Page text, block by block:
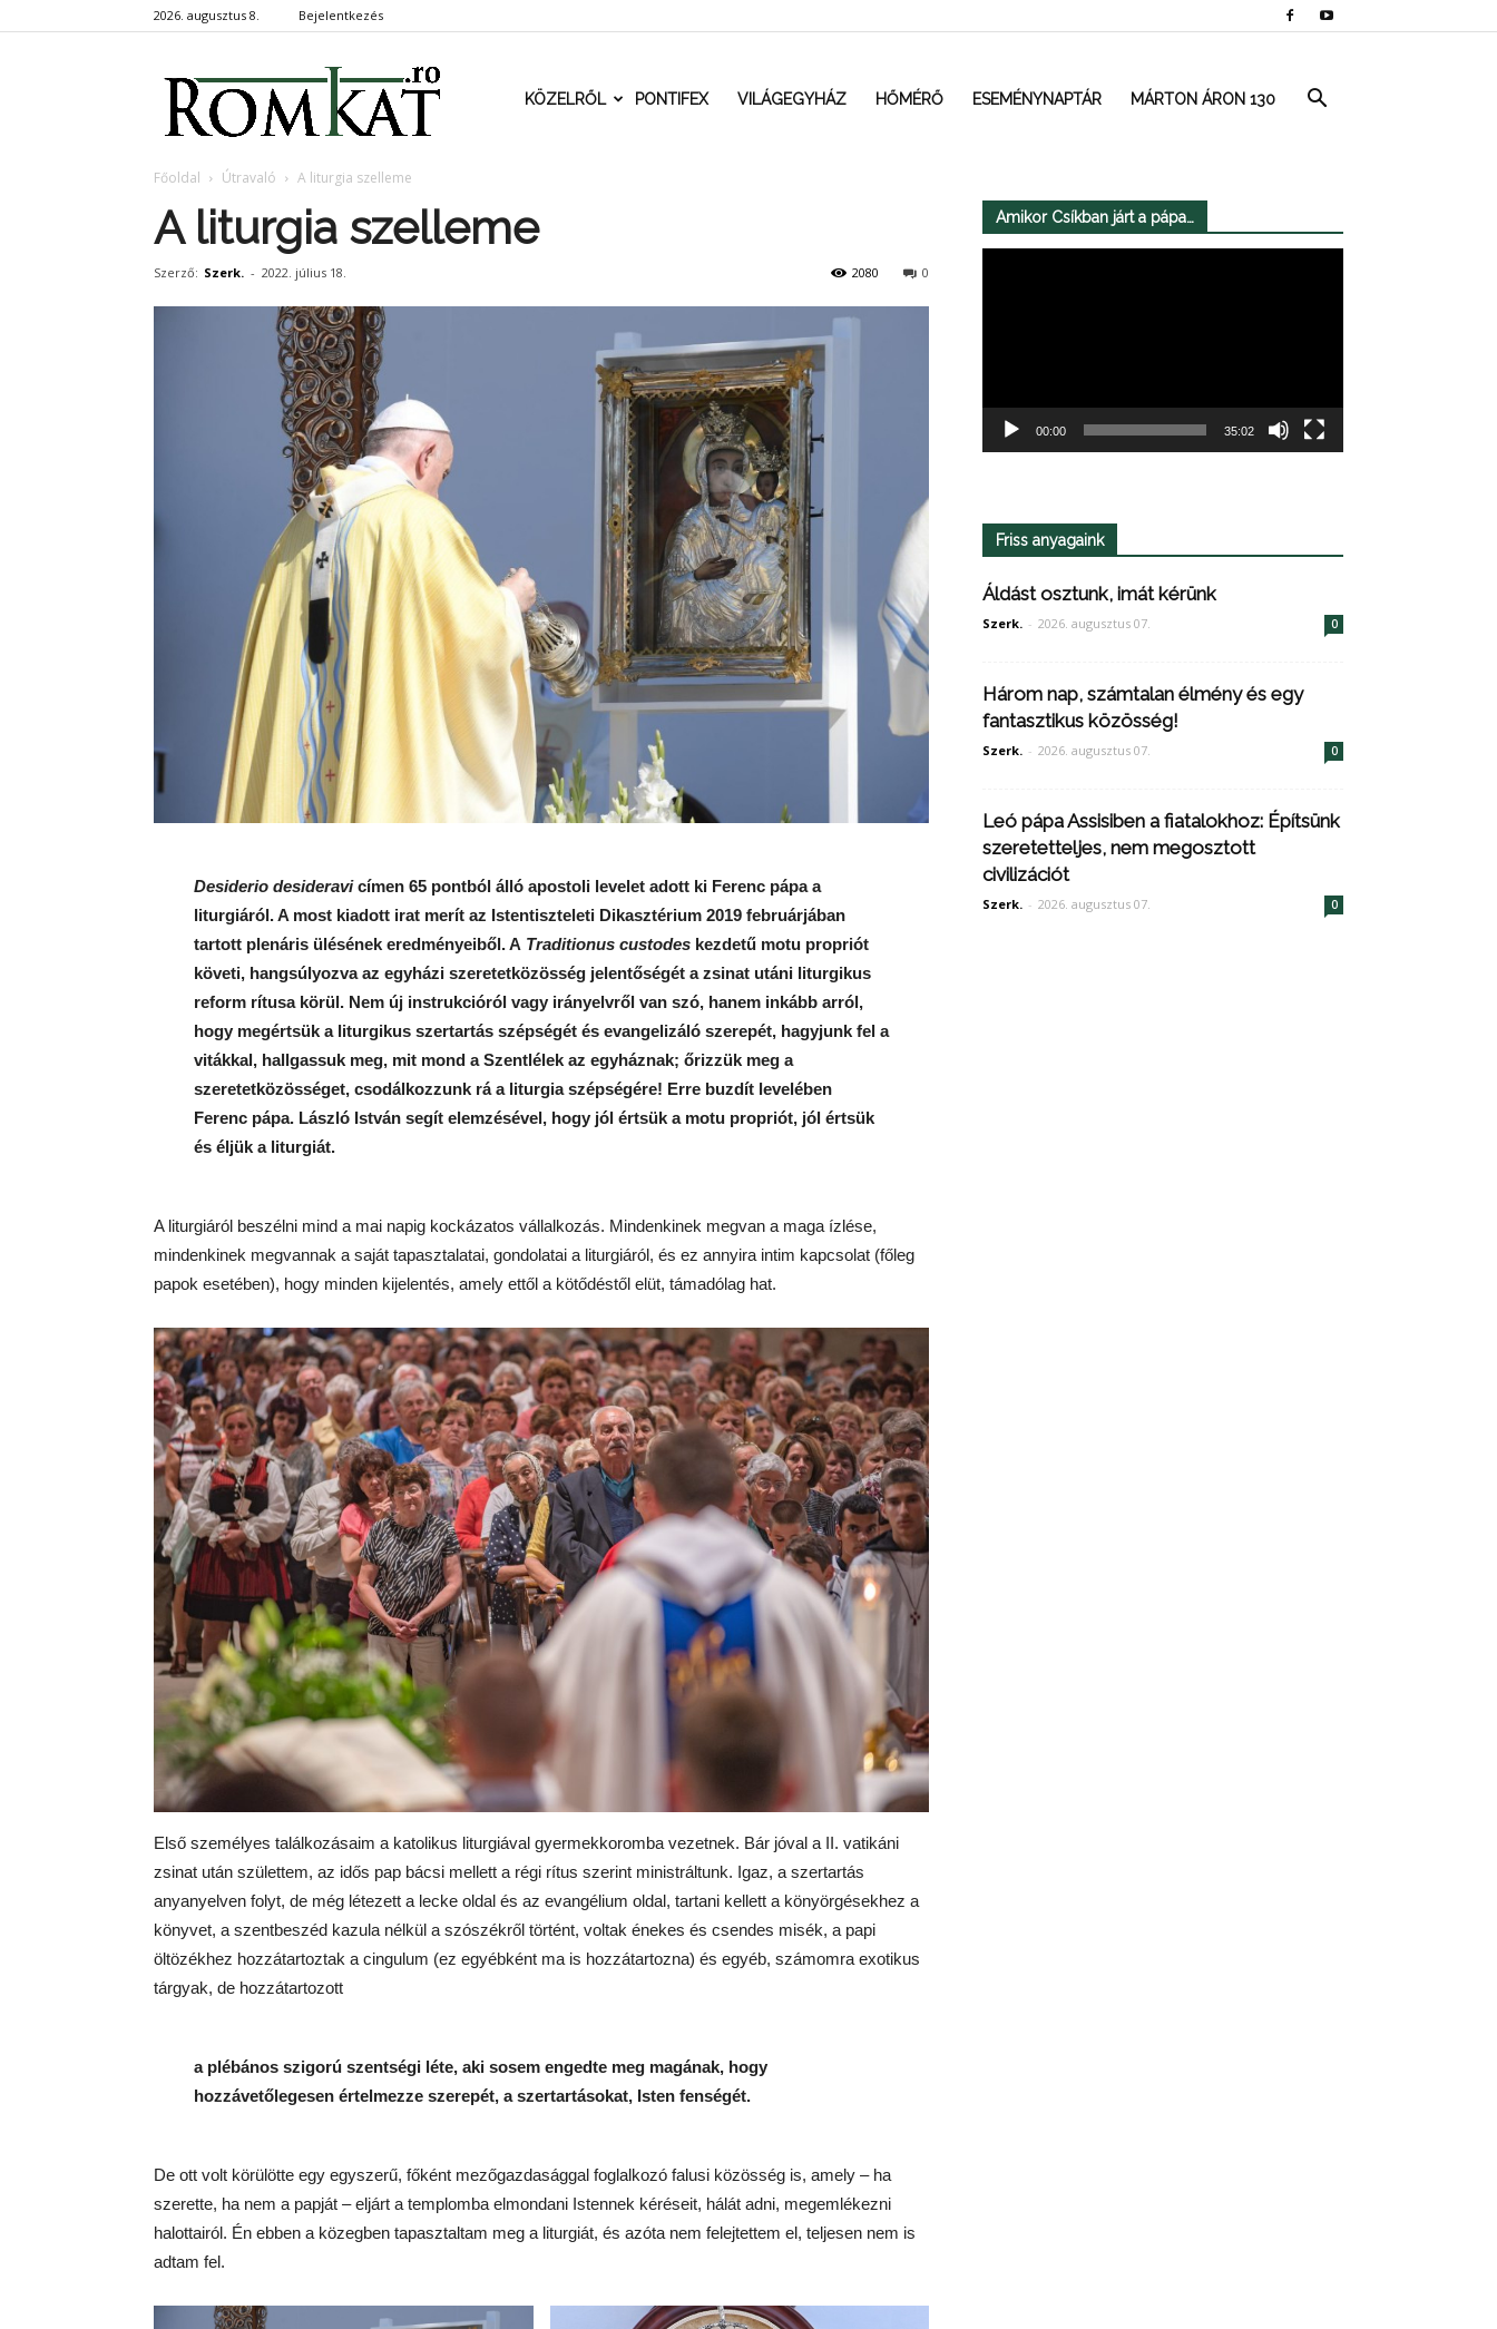
2026. augusztus 8. Bejelentkezés
RomKat.roKÖZELRŐL PONTIFEX VILÁGEGYHÁZ HŐMÉRŐ ESEMÉNYNAPTÁR MÁRTON ÁRON 130
Főoldal Útravaló A liturgia szelleme
A liturgia szelleme
Szerző: Szerk. - 2022. július 18. 0
2080
Desiderio desideravicímen 65 pontból álló apostoli levelet adott ki Ferenc pápa a
liturgiáról. A most kiadott irat merít az Istentiszteleti Dikasztérium 2019 februárjában
tartott plenáris ülésének eredményeiből. A Traditionus custodeskezdetű motu propriót
követi, hangsúlyozva az egyházi szeretetközösség jelentőségét a zsinat utáni liturgikus
reform rítusa körül. Nem új instrukcióról vagy irányelvről van szó, hanem inkább arról,
hogy megértsük a liturgikus szertartás szépségét és evangelizáló szerepét, hagyjunk fel a
vitákkal, hallgassuk meg, mit mond a Szentlélek az egyháznak; őrizzük meg a
szeretetközösséget, csodálkozzunk rá a liturgia szépségére! Erre buzdít levelében
Ferenc pápa. László István segít elemzésével, hogy jól értsük a motu propriót, jól értsük
és éljük a liturgiát.
A liturgiáról beszélni mind a mai napig kockázatos vállalkozás. Mindenkinek megvan a maga ízlése,
mindenkinek megvannak a saját tapasztalatai, gondolatai a liturgiáról, és ez annyira intim kapcsolat (főleg
papok esetében), hogy minden kijelentés, amely ettől a kötődéstől elüt, támadólag hat.
Első személyes találkozásaim a katolikus liturgiával gyermekkoromba vezetnek. Bár jóval a II. vatikáni
zsinat után születtem, az idős pap bácsi mellett a régi rítus szerint ministráltunk. Igaz, a szertartás
anyanyelven folyt, de még létezett a lecke oldal és az evangélium oldal, tartani kellett a könyörgésekhez a
könyvet, a szentbeszéd kazula nélkül a szószékről történt, voltak énekes és csendes misék, a papi
öltözékhez hozzátartoztak a cingulum (ez egyébként ma is hozzátartozna) és egyéb, számomra exotikus
tárgyak, de hozzátartozott
a plébános szigorú szentségi léte, aki sosem engedte meg magának, hogy
hozzávetőlegesen értelmezze szerepét, a szertartásokat, Isten fenségét.
De ott volt körülötte egy egyszerű, főként mezőgazdasággal foglalkozó falusi közösség is, amely – ha
szerette, ha nem a papját – eljárt a templomba elmondani Istennek kéréseit, hálát adni, megemlékezni
halottairól. Én ebben a közegben tapasztaltam meg a liturgiát, és azóta nem felejtettem el, teljesen nem is
adtam fel.
Amikor Csíkban járt a pápa…
00:00 35:02
Friss anyagaink
Áldást osztunk, imát kérünk
Szerk. - 2026. augusztus 07. 0
Három nap, számtalan élmény és egy
fantasztikus közösség!
Szerk. - 2026. augusztus 07. 0
Leó pápa Assisiben a fiatalokhoz: Építsünk
szeretetteljes, nem megosztott
civilizációt
Szerk. - 2026. augusztus 07. 0